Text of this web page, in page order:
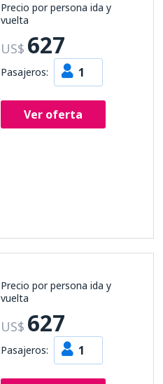
Precio por persona ida y
vuelta
US$ 627
Pasajeros: 1
Ver oferta
Precio por persona ida y
vuelta
US$ 627
Pasajeros: 1